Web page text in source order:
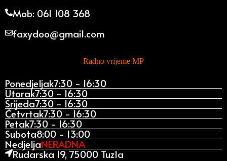
Mob: 061 108 368
faxydoo@gmail.com
Radno vrijeme MP
Ponedjeljak7:30 - 16:30
Utorak7:30 - 16:30
Srijeda7:30 - 16:30
Četvrtak7:30 - 16:30
Petak7:30 - 16:30
Subota8:00 - 13:00
NedjeljaNERADNA
Rudarska 19, 75000 Tuzla